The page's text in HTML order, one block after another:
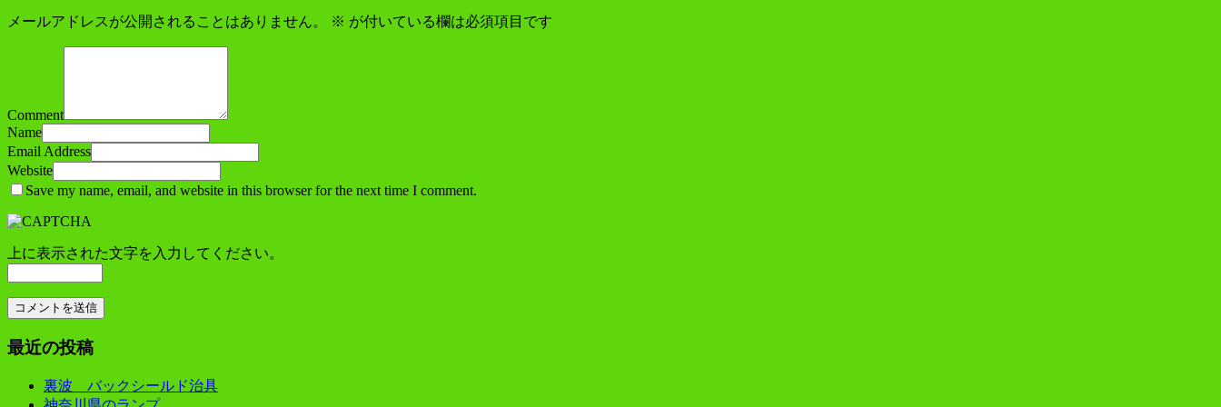
メールアドレスが公開されることはありません。 ※ が付いている欄は必須項目です
Comment
Name
Email Address
Website
Save my name, email, and website in this browser for the next time I comment.
上に表示された文字を入力してください。
最近の投稿
裏波 バックシールド治具